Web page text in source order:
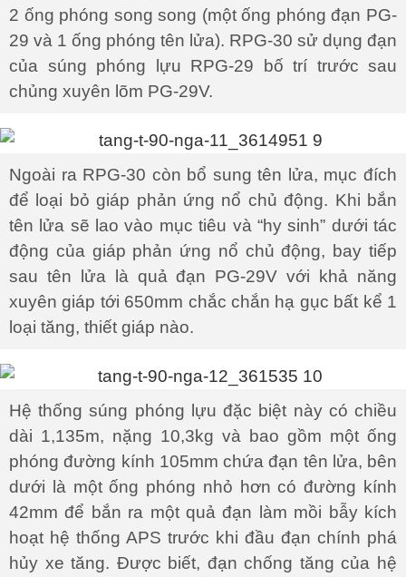
2 ống phóng song song (một ống phóng đạn PG-
29 và 1 ống phóng tên lửa). RPG-30 sử dụng đạn
của súng phóng lựu RPG-29 bố trí trước sau
chủng xuyên lõm PG-29V.
Ngoài ra RPG-30 còn bổ sung tên lửa, mục đích
để loại bỏ giáp phản ứng nổ chủ động. Khi bắn
tên lửa sẽ lao vào mục tiêu và “hy sinh” dưới tác
động của giáp phản ứng nổ chủ động, bay tiếp
sau tên lửa là quả đạn PG-29V với khả năng
xuyên giáp tới 650mm chắc chắn hạ gục bất kể 1
loại tăng, thiết giáp nào.
Hệ thống súng phóng lựu đặc biệt này có chiều
dài 1,135m, nặng 10,3kg và bao gồm một ống
phóng đường kính 105mm chứa đạn tên lửa, bên
dưới là một ống phóng nhỏ hơn có đường kính
42mm để bắn ra một quả đạn làm mồi bẫy kích
hoạt hệ thống APS trước khi đầu đạn chính phá
hủy xe tăng. Được biết, đạn chống tăng của hệ